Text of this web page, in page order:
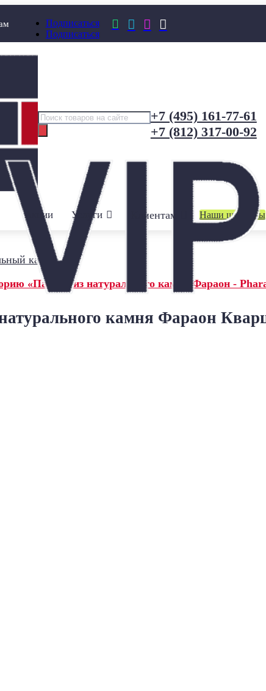
Подписаться
Подписаться
   
Поиск
товаров
+7 (495) 161-77-61
+7 (812) 317-00-92
Акции Услуги Клиентам Наши шоурумы
камень/
«Панели из натурального камня Фараон -
камня Фараон